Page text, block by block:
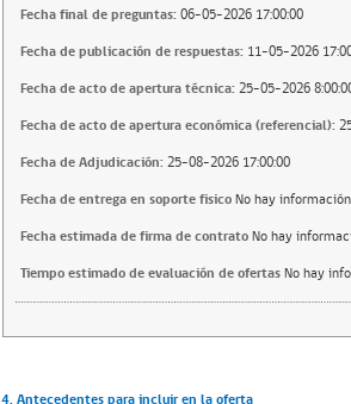
Fecha final de preguntas: 06-05-2026 17:00:00
Fecha de publicación de respuestas: 11-05-2026
Fecha de acto de apertura técnica: 25-05-2026
Fecha de acto de apertura económica (referencial):
Fecha de Adjudicación: 25-08-2026 17:00:00
Fecha de entrega en soporte fisicoNo hay información
Fecha estimada de firma de contratoNo hay
Tiempo estimado de evaluación de ofertasNo hay
4. Antecedentes para incluir en la oferta